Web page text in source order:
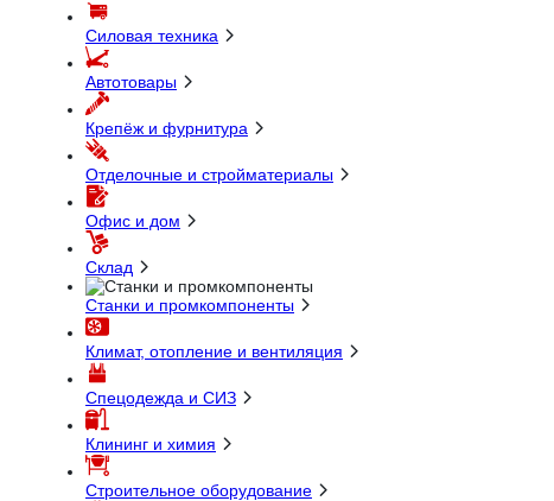
Силовая техника
Автотовары
Крепёж и фурнитура
Отделочные и стройматериалы
Офис и дом
Склад
Станки и промкомпоненты
Климат, отопление и вентиляция
Спецодежда и СИЗ
Клининг и химия
Строительное оборудование